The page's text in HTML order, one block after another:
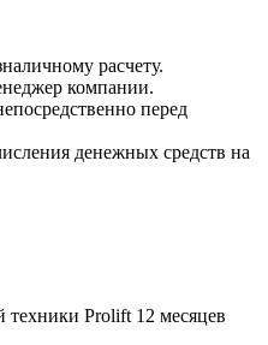
расчету.
компании.
перед
денежных средств на
техники Prolift 12 месяцев